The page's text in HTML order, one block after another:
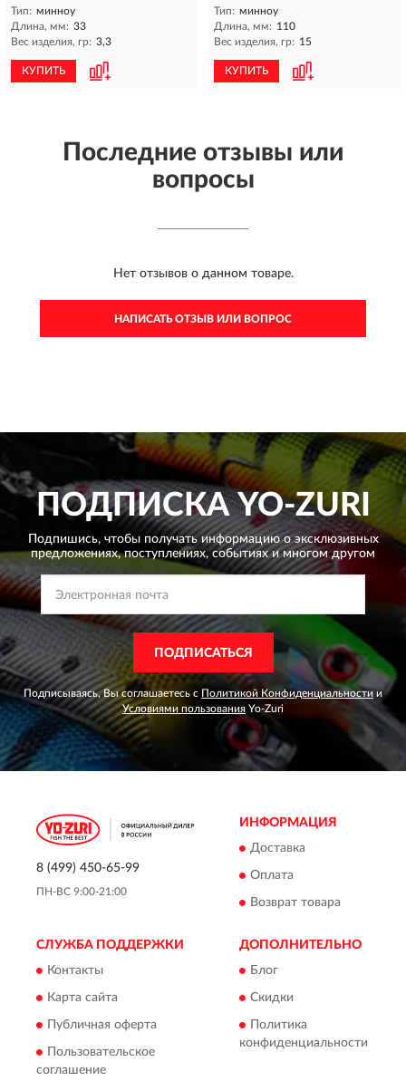
Тип: минноу
Длина, мм: 33
Вес изделия, гр: 3,3
КУПИТЬ
Тип: минноу
Длина, мм: 110
Вес изделия, гр: 15
КУПИТЬ
Последние отзывы или
вопросы
Нет отзывов о данном товаре.
НАПИСАТЬ ОТЗЫВ ИЛИ ВОПРОС
ПОДПИСКАYO-ZURI
Подпишись, чтобы получать информацию о эксклюзивных
предложениях,поступлениях, событиях и многом другом
ПОДПИСАТЬСЯ
Подписываясь, Вы соглашаетесь с Политикой Конфиденциальности и
Условиями пользования Yo-Zuri
8 (499) 450-65-99
ПН-ВС 9:00-21:00
ИНФОРМАЦИЯ
Доставка
Оплата
Возврат товара
СЛУЖБА ПОДДЕРЖКИ
Контакты
Карта сайта
Публичная оферта
Пользовательское
соглашение
ДОПОЛНИТЕЛЬНО
Блог
Скидки
Политика
конфиденциальности